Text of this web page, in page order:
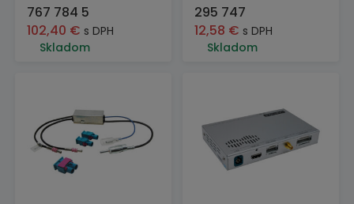
767 784 5
102,40 € s DPH
Skladom
295 747
12,58 € s DPH
Skladom